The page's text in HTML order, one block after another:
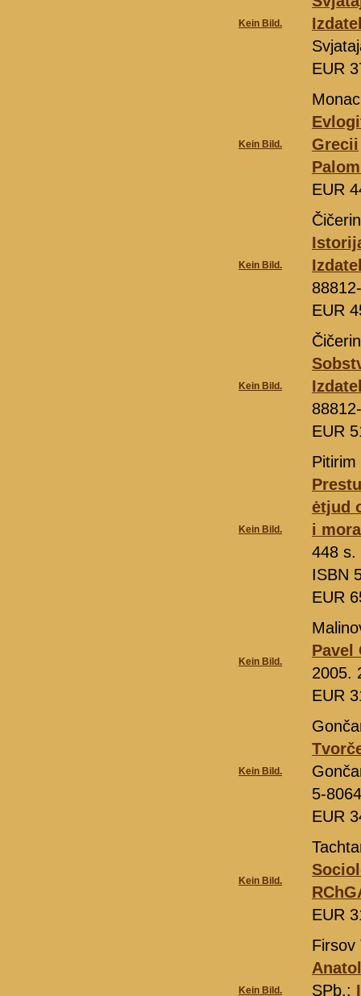
Kein Bild.
EUR
Kein Bild.
Grecii
EUR
Kein Bild.
EUR
Kein Bild.
EUR
Kein Bild.
Pitirim
ėtjud
i
448 s.
ISBN
EUR
Kein Bild.
Pavel
2005.
EUR
Kein Bild.
5-
EUR
Kein Bild.
EUR
Kein Bild.
Firsov
SPb.: